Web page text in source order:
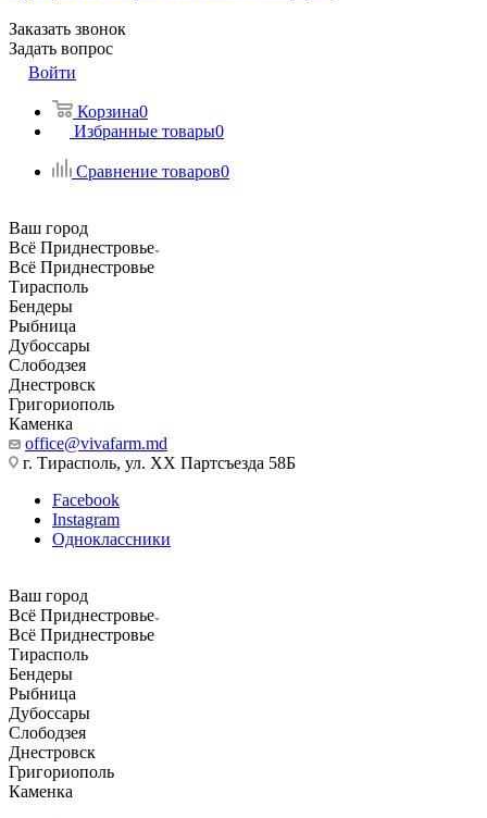
Заказать звонок
Задать вопрос
Войти
Корзина0
Избранные товары0
Сравнение товаров0
Ваш город
Всё Приднестровье
Всё Приднестровье
Тирасполь
Бендеры
Рыбница
Дубоссары
Слободзея
Днестровск
Григориополь
Каменка
office@vivafarm.md
г. Тирасполь, ул. ХХ Партсъезда 58Б
Facebook
Instagram
Одноклассники
Ваш город
Всё Приднестровье
Всё Приднестровье
Тирасполь
Бендеры
Рыбница
Дубоссары
Слободзея
Днестровск
Григориополь
Каменка